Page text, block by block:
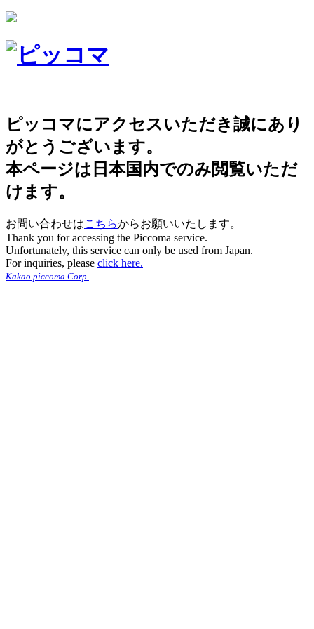
ピッコマにアクセスいただき誠にあり
がとうございます。
本ページは日本国内でのみ閲覧いただ
けます。
お問い合わせはこちらからお願いいたします。
Thank you for accessing the Piccoma service.
Unfortunately, this service can only be used from Japan.
For inquiries, please click here.
Kakao piccoma Corp.